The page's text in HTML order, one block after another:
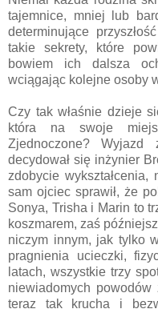
tajemnice, mniej lub
determinujące
takie sekrety, które
bowiem ich dalsza
wciągając kolejne osoby
Czy tak właśnie dzieje
która na swoje
Zjednoczone?
decydował się inżynier
zdobycie
sam ojciec sprawił, że
Sonya, Trisha i Marin to
koszmarem, zaś
niczym innym, jak tylko
pragnienia ucieczki,
latach, wszystkie trzy
niewiadomych powodów
teraz tak krucha i